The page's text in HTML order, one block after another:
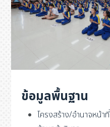
ข้อมูลพื้นฐาน
โครงสร้าง/อำนาจหน้าที่